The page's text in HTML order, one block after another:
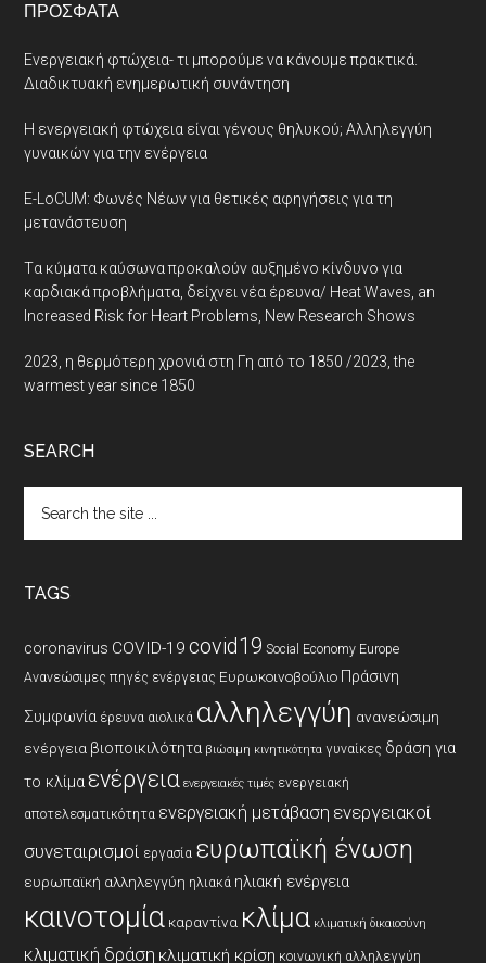
ΠΡΌΣΦΑΤΑ
Ενεργειακή φτώχεια- τι μπορούμε να κάνουμε πρακτικά.
Διαδικτυακή ενημερωτική συνάντηση
Η ενεργειακή φτώχεια είναι γένους θηλυκού; Αλληλεγγύη
γυναικών για την ενέργεια
E-LoCUM: Φωνές Νέων για θετικές αφηγήσεις για τη
μετανάστευση
Tα κύματα καύσωνα προκαλούν αυξημένο κίνδυνο για
καρδιακά προβλήματα, δείχνει νέα έρευνα/ Heat Waves, an
Increased Risk for Heart Problems, New Research Shows
2023, η θερμότερη χρονιά στη Γη από το 1850 /2023, the
warmest year since 1850
SEARCH
the
TAGS
coronavirus COVID-19 covid19 Social Economy Europe
Ανανεώσιμες πηγές ενέργειας Ευρωκοινοβούλιο Πράσινη
Συμφωνία έρευνα αιολικά αλληλεγγύη ανανεώσιμη
ενέργεια βιοποικιλότητα βιώσιμη κινητικότητα γυναίκες δράση για
το κλίμαενέργεια ενεργειακές τιμές ενεργειακή
αποτελεσματικότητα ενεργειακή μετάβαση ενεργειακοί
συνεταιρισμοί εργασία ευρωπαϊκή ένωση
ευρωπαϊκή αλληλεγγύη ηλιακά ηλιακή ενέργεια
καινοτομία καραντίνα κλίμα κλιματική δικαιοσύνη
κλιματική δράση κλιματική κρίση κοινωνική αλληλεγγύη